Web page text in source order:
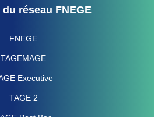
réseau FNEGE
FNEGE
TAGEMAGE
Executive
TAGE 2